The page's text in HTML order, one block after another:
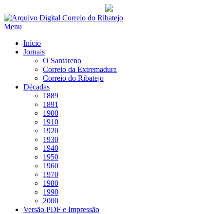
Saltar
para
Menu
Início
Jornais
O Santareno
Correio da Extremadura
Correio do Ribatejo
Décadas
1889
1891
1900
1910
1920
1930
1940
1950
1960
1970
1980
1990
2000
Versão PDF e Impressão